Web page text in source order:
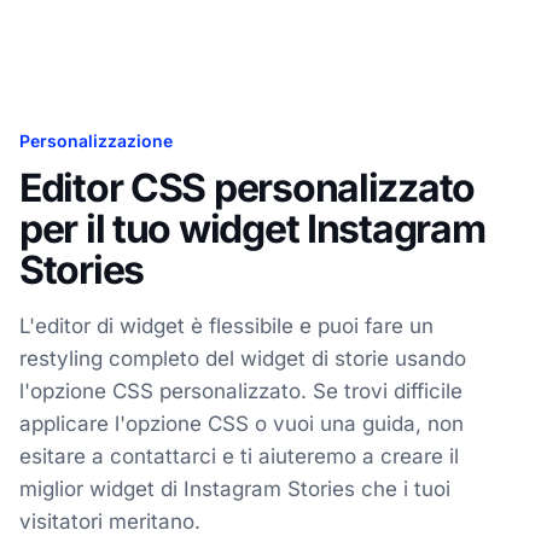
Personalizzazione
Editor CSS personalizzato
per il tuo widget Instagram
Stories
L'editor di widget è flessibile e puoi fare un
restyling completo del widget di storie usando
l'opzione CSS personalizzato. Se trovi difficile
applicare l'opzione CSS o vuoi una guida, non
esitare a contattarci e ti aiuteremo a creare il
miglior widget di Instagram Stories che i tuoi
visitatori meritano.